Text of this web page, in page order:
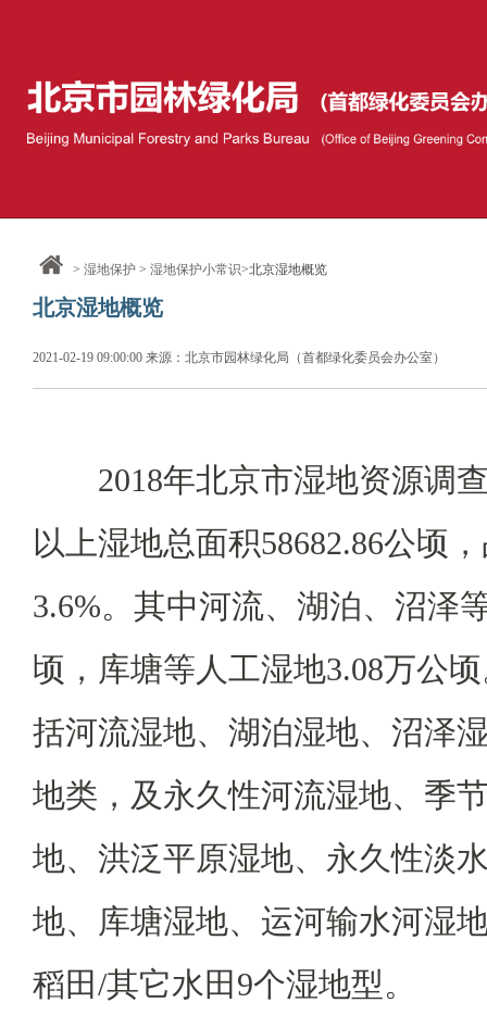
> 湿地保护> 湿地保护小常识>北京湿地概览
北京湿地概览
2021-02-19 09:00:00 来源：北京市园林绿化局（首都绿化委员会办公室）
2018年北京市湿地资源调查
以上湿地总面积58682.86公顷
3.6%。其中河流、湖泊、沼泽
顷，库塘等人工湿地3.08万公
括河流湿地、湖泊湿地、沼泽
地类，及永久性河流湿地、季
地、洪泛平原湿地、永久性淡
地、库塘湿地、运河输水河湿
稻田/其它水田9个湿地型。